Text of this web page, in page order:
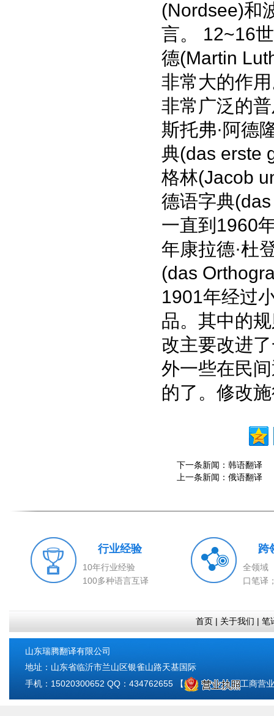
(Nordsee)和
言。 12~16
德(Martin
非常大的作
非常广泛的
斯托弗·阿德
典(das erste
格林(Jacob
德语字典
一直到1960
年康拉德·杜
(das
1901年经过
品。其中的
改主要改进
外一些在民
的了。修改
下一条新闻： 韩语翻译
上一条新闻： 俄语翻译
行业经验
10年行业经验
100多种语言互译
跨
全领域
口笔译
首页 | 关于我们 | 笔
山东瑞腾翻译有限公司
地址：山东省临沂市兰山区银雀山路天基国际
手机：15020300652 QQ：434762655 【
工商营